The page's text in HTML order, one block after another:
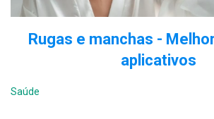
Rugas e manchas -
aplicativos
Saúde